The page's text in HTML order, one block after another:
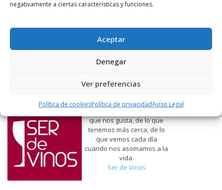
negativamente a ciertas características y funciones.
Aceptar
Denegar
Ver preferencias
Política de cookiesPolítica de privacidadAviso Legal
Hablamos de vinos, de lo
que nos gusta, de lo que
tenemos más cerca, de lo
que vemos cada día
cuando nos asomamos a la
vida.
Ser de Vinos